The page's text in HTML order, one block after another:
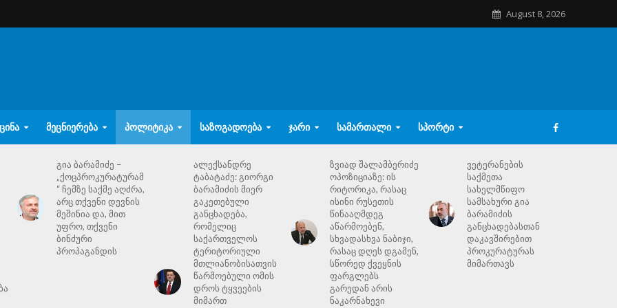
August 8, 2026
ᲛᲔᲪᲜᲘᲔᲠᲔᲑᲐ ᲞᲝᲚᲘᲢᲘᲙᲐ ᲡᲐᲖᲝᲒᲐᲓᲝᲔᲑᲐ ᲯᲐᲠᲘ ᲡᲐᲛᲐᲠᲗᲐᲚᲘ ᲡᲞᲝᲠᲢᲘ
გია ბარამიძე –
„ქოცპროკურატურამ
“ ჩემზე საქმე აღძრა,
არც თქვენი დევნის
მეშინია და, მით
უფრო, თქვენი
ბინძური
პროპაგანდის
ალექსანდრე
ტაბატაძე: გიორგი
ბარამიძის მიერ
გაკეთებული
განცხადება,
რომელიც
საქართველოს
ტერიტორიული
მთლიანობისათვის
წარმოებული ომის
დროს ტყვეების
მიმართ
ზვიად შალამბერიძე
ოპოზიციაზე: ის
რიტორიკა, რასაც
ისინი რუსეთის
წინააღმდეგ
აწარმოებენ,
სხვადასხვა ნაბიჯი,
რასაც დღეს დგამენ,
სწორედ ქვეყნის
ფარგლებს
გარედან არის
ნაკარნახევი
ვეტერანების
საქმეთა
სახელმწიფო
სამსახური გია
ბარამიძის
განცხადებასთან
დაკავშირებით
პროკურატურას
მიმართავს